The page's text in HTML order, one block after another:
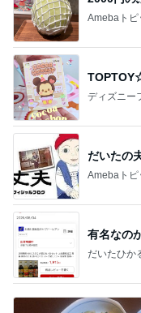
Amebaトピ
ディズニ
だいたの
Amebaトピ
有名なの
だいたひか